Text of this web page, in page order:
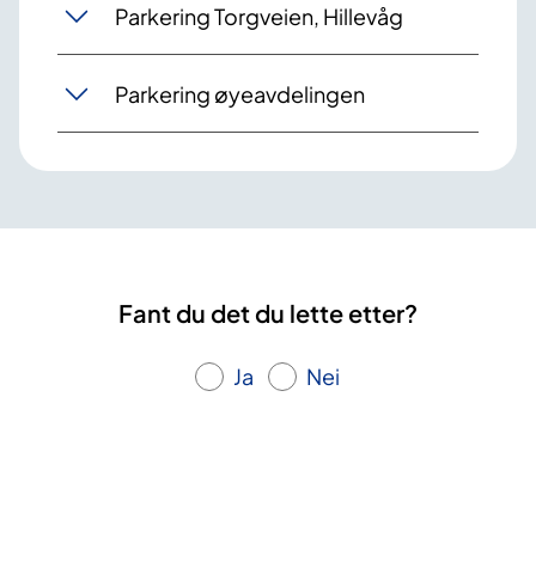
Parkering Torgveien, Hillevåg
Parkering øyeavdelingen
Fant du det du lette etter?
Ja Nei